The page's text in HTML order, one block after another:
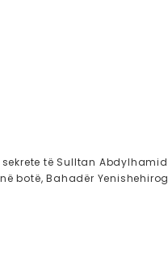
të Sulltan
botë, Bahadër